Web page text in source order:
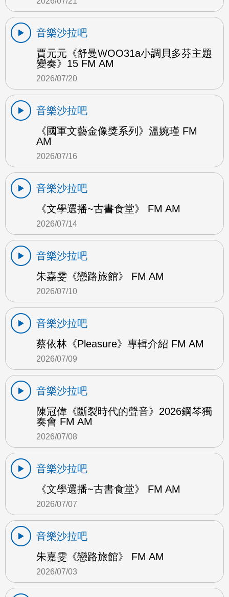
音樂沙拉吧
賈元元《舒曼WOO31a小調貝多芬主題
變奏》15 FM AM
2026/07/20
音樂沙拉吧
《國軍文藝金像獎系列》溫婉瑾 FM
AM
2026/07/16
音樂沙拉吧
《文學選播~古書食堂》 FM AM
2026/07/14
音樂沙拉吧
朱嘉雯《戀路旅館》 FM AM
2026/07/10
音樂沙拉吧
蔡依林《Pleasure》專輯介紹 FM AM
2026/07/09
音樂沙拉吧
陳冠偉《斷裂時代的聲音》2026鋼琴獨
奏會 FM AM
2026/07/08
音樂沙拉吧
《文學選播~古書食堂》 FM AM
2026/07/07
音樂沙拉吧
朱嘉雯《戀路旅館》 FM AM
2026/07/03